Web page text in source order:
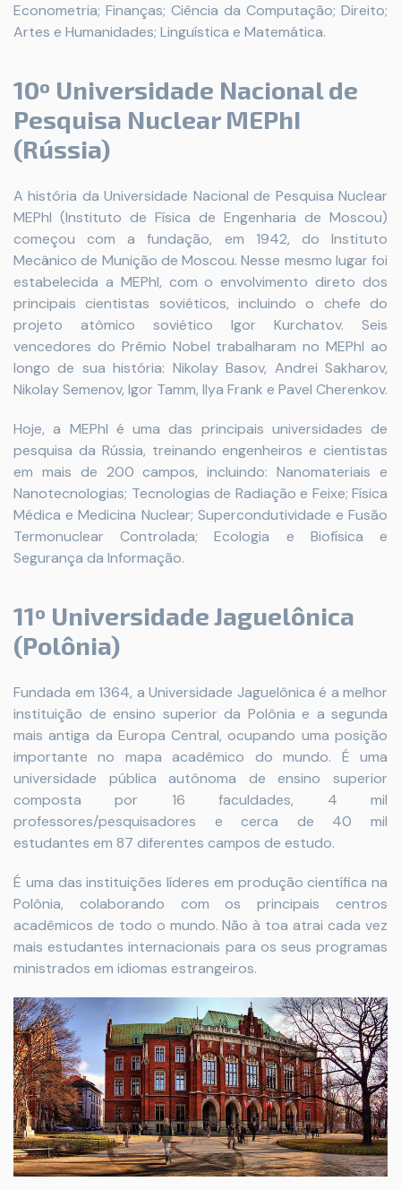
Econometria; Finanças; Ciência da Computação; Direito;
Artes e Humanidades; Linguística e Matemática.
10º Universidade Nacional de
Pesquisa Nuclear MEPhI
(Rússia)
A história da Universidade Nacional de Pesquisa Nuclear
MEPhI (Instituto de Física de Engenharia de Moscou)
começou com a fundação, em 1942, do Instituto
Mecânico de Munição de Moscou. Nesse mesmo lugar foi
estabelecida a MEPhl, com o envolvimento direto dos
principais cientistas soviéticos, incluindo o chefe do
projeto atômico soviético Igor Kurchatov. Seis
vencedores do Prêmio Nobel trabalharam no MEPhI ao
longo de sua história: Nikolay Basov, Andrei Sakharov,
Nikolay Semenov, Igor Tamm, Ilya Frank e Pavel Cherenkov.
Hoje, a MEPhI é uma das principais universidades de
pesquisa da Rússia, treinando engenheiros e cientistas
em mais de 200 campos, incluindo: Nanomateriais e
Nanotecnologias; Tecnologias de Radiação e Feixe; Física
Médica e Medicina Nuclear; Supercondutividade e Fusão
Termonuclear Controlada; Ecologia e Biofísica e
Segurança da Informação.
11º Universidade Jaguelônica
(Polônia)
Fundada em 1364, a Universidade Jaguelônica é a melhor
instituição de ensino superior da Polônia e a segunda
mais antiga da Europa Central, ocupando uma posição
importante no mapa acadêmico do mundo. É uma
universidade pública autônoma de ensino superior
composta por 16 faculdades, 4 mil
professores/pesquisadores e cerca de 40 mil
estudantes em 87 diferentes campos de estudo.
É uma das instituições líderes em produção científica na
Polônia, colaborando com os principais centros
acadêmicos de todo o mundo. Não à toa atrai cada vez
mais estudantes internacionais para os seus programas
ministrados em idiomas estrangeiros.